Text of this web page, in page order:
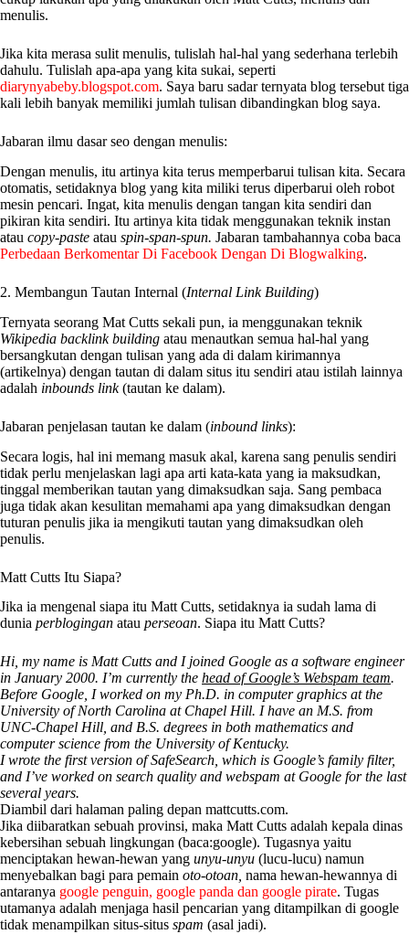
menulis.
Jika kita merasa sulit menulis, tulislah hal-hal yang sederhana terlebih
dahulu. Tulislah apa-apa yang kita sukai, seperti
diarynyabeby.blogspot.com. Saya baru sadar ternyata blog tersebut tiga
kali lebih banyak memiliki jumlah tulisan dibandingkan blog saya.
Jabaran ilmu dasar seo dengan menulis:
Dengan menulis, itu artinya kita terus memperbarui tulisan kita. Secara
otomatis, setidaknya blog yang kita miliki terus diperbarui oleh robot
mesin pencari. Ingat, kita menulis dengan tangan kita sendiri dan
pikiran kita sendiri. Itu artinya kita tidak menggunakan teknik instan
atau copy-paste atau spin-span-spun. Jabaran tambahannya coba baca
Perbedaan Berkomentar Di Facebook Dengan Di Blogwalking.
2. Membangun Tautan Internal (Internal Link Building)
Ternyata seorang Mat Cutts sekali pun, ia menggunakan teknik
Wikipedia backlink building atau menautkan semua hal-hal yang
bersangkutan dengan tulisan yang ada di dalam kirimannya
(artikelnya) dengan tautan di dalam situs itu sendiri atau istilah lainnya
adalah inbounds link(tautan ke dalam).
Jabaran penjelasan tautan ke dalam (inbound links):
Secara logis, hal ini memang masuk akal, karena sang penulis sendiri
tidak perlu menjelaskan lagi apa arti kata-kata yang ia maksudkan,
tinggal memberikan tautan yang dimaksudkan saja. Sang pembaca
juga tidak akan kesulitan memahami apa yang dimaksudkan dengan
tuturan penulis jika ia mengikuti tautan yang dimaksudkan oleh
penulis.
Matt Cutts Itu Siapa?
Jika ia mengenal siapa itu Matt Cutts, setidaknya ia sudah lama di
dunia perblogingan atau perseoan. Siapa itu Matt Cutts?
Hi, my name is Matt Cutts and I joined Google as a software engineer
in January 2000. I’m currently the head of Google’s Webspam team.
Before Google, I worked on my Ph.D. in computer graphics at the
University of North Carolina at Chapel Hill. I have an M.S. from
UNC-Chapel Hill, and B.S. degrees in both mathematics and
computer science from the University of Kentucky.
I wrote the first version of SafeSearch, which is Google’s family filter,
and I’ve worked on search quality and webspam at Google for the last
several years.
Diambil dari halaman paling depan mattcutts.com.
Jika diibaratkan sebuah provinsi, maka Matt Cutts adalah kepala dinas
kebersihan sebuah lingkungan (baca:google). Tugasnya yaitu
menciptakan hewan-hewan yang unyu-unyu (lucu-lucu) namun
menyebalkan bagi para pemain oto-otoan nama hewan-hewannya di
antaranya google penguin, google panda dan google pirate. Tugas
utamanya adalah menjaga hasil pencarian yang ditampilkan di google
tidak menampilkan situs-situs spam (asal jadi).